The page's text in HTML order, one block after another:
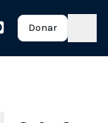
Donar